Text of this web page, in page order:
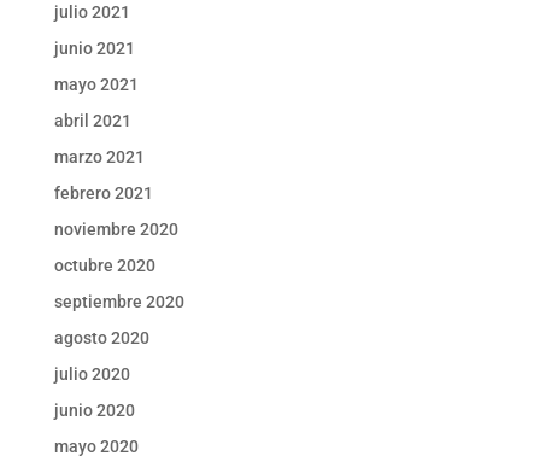
julio 2021
junio 2021
mayo 2021
abril 2021
marzo 2021
febrero 2021
noviembre 2020
octubre 2020
septiembre 2020
agosto 2020
julio 2020
junio 2020
mayo 2020